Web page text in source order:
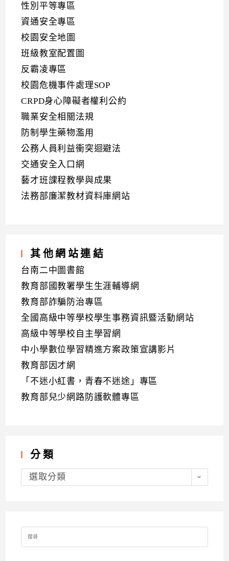
性別平等專區
資通安全專區
校園安全地圖
班級教室配置圖
反霸凌專區
校園危機事件處理SOP
CRPD身心障礙者權利公約
職業安全相關法規
防制學生藥物濫用
公務人員利益衝突迴避法
交通安全入口網
藝才班課程教學與成果
法務部廉潔教材資料庫網站
其他網站連結
台南二中圖書館
教育部國教署學生生涯輔導網
教育部詐騙防治專區
全國高級中等學校學生事務資訊暨活動網站
高級中等學校自主學習網
中小學數位學習精進方案政策宣講影片
教育部因才網
「不迷小紅書，青春不迷途」專區
教育部兒少網路防護軟體專區
分類
分
類選取分類
Search
for: